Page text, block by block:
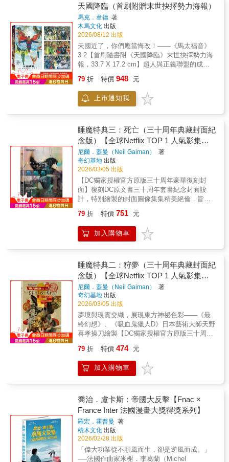
力，想要終結超人類的支配，甚至網羅超人的
昔日戰友——蝙蝠俠加入。天國就要降臨，他
的旨意是否要行在地上，如同行在天上？《天
國降臨》為資深漫畫編劇馬克．韋德與傳奇繪
師亞歷克斯．羅斯攜手推出的經典巨作，講述
上升至神祇高度的超級英雄釀成的災禍，以及
逼使他們重拾人性的掙扎，並額外收錄超過150
頁的人物設計草圖、專文以及原始劇本大綱等
珍貴的幕後花絮。
天國降臨（首刷附贈末世抉擇勢力海報）
馬克．韋德 著
木馬文化 出版
2026/08/12 出版
天國近了，你們應當悔改！——《馬太福音》
3:2【首刷隨書附《天國降臨》末世抉擇勢力海
報，33.7 X 17.2 cm】超人與正義聯盟的成員
雄，這群後繼者卻沉溺於自己的強大、爭鬥不
休，更在一次追捕惡棍的行動中造成一百萬人
傷亡，地點正是撫育超人長大的堪薩斯州。為
義聯盟與繼任者展開衝突，與此同時，超人的
死敵路瑟集結一股勢力，想要終結超人類的支
配，甚至網羅超人的昔日戰友——蝙蝠俠加
入。天國就要降臨，他的旨意是否要行在地
上，如同行在天上？《天國降臨》為資深漫畫
編劇馬克．韋德與傳奇繪師亞歷克斯．羅斯攜
手推出的經典巨作，講述上升至神祇高度的超
級英雄釀成的災禍，以及逼使他們重拾人性的
掙扎，並額外收錄超過150頁的人物設計草圖、
專文以及原始劇本大綱等珍貴的幕後花絮。
79 折 特價 948 元
上市通知我
睡魔特典三：死亡（三十周年典藏封面紀
念版）【全球Netflix TOP 1 人氣影集同
名原作，奇幻文學大師尼爾‧蓋曼最知名
經典美漫代表作】
尼爾．蓋曼（Neil Gaiman）
著
奇幻基地 出版
2026/03/05 出版
【DC獨家授權官方原版三十周年豪華復刻封
面】復刻DC原文書三十周年套書紀念封面設
計，特別繪製的封面圖像集集精美絕倫，皆圍
外印製使用高級美術紙，白底透光，為墨重的
睡魔更凸顯亮麗色彩。——✴✴✴——榮獲雨果
奬、軌跡獎、世界奇幻獎、艾斯納獎風靡全球
史上最為暢銷、廣受好評的圖像作品之一，漫
畫領域中成熟、詩意幻想的標竿。DC宇宙神祕
又強大的「無盡家族」一員，「夢」將化為人
形，行走於凡人世界之中睡魔，一位身穿黑色
風衣、有著星辰般雙眼的憂鬱男子。他既非神
祇，也非魔鬼，更不是超級英雄，他是誕生於
奇幻文學大師尼爾．蓋曼筆下的「夢之主」，
是DC宇宙中強大而神祕的「無盡家族」一員。
——✴✴✴——【名人媒體推薦】史蒂芬．金
Blaze Wu （神幻系水墨插畫家）、方波坡
《大人的漫畫社》主持人）、麥人杰（知名作
家）、龍貓大王通信（影評人）、難攻博士
（中華科幻學會會長）——✴✴✴——作為尼
有詩意的筆調，講述了這位夢之主宰的傳奇。
它由數部獨立的篇章組成，所有故事又有着千
絲萬縷的聯繫。其架構宏大，跨越無限時空：
從遠古蠻荒到紐約街頭，從現實到幻境，無論
神鬼精怪、超級英雄還是庸碌一生的凡人，都
參與了這部悲喜劇的演出；而不同漫畫家的參
與，更使《睡魔》充滿了多元化的藝術風格，
79 折 特價 751 元
加入購物車
睡魔特典二：狩夢（三十周年典藏封面紀
念版）【全球Netflix TOP 1 人氣影集同
名原作，奇幻文學大師尼爾‧蓋曼最知名
經典美漫代表作】
尼爾．蓋曼（Neil Gaiman）
著
奇幻基地 出版
2026/03/05 出版
夢境與現實交織，展現東方神祕色彩——《最
終幻想》、《吸血鬼獵人D》日本藝術大師天野
喜孝操刀繪製【DC獨家授權官方原版三十周年
念封面設計，特別繪製的封面圖像集集精美絕
倫，皆圍繞故事情節，呈現經典雋永內容。台
灣版本內外印製使用高級美術紙，白底透光，
風靡全球萬千讀者，三十周年典藏封面紀念版
全球Netflix TOP 1話題影集同名原作——✴✴✴
——史上最為暢銷、廣受好評的圖像作品之
一，漫畫領域中成熟、詩意幻想的標竿。DC宇
宙神祕又強大的「無盡家族」一員，「夢」將
化為人形，行走於凡人世界之中睡魔，一位身
穿黑色風衣、有著星辰般雙眼的憂鬱男子。他
79 折 特價 474 元
加入購物車
喬治．盧卡斯：帝國大反擊【Fnac ×
France Inter 法國漫畫大獎得獎系列】
羅宏．霍普曼 著
積木文化 出版
2026/02/28 出版
「偉大功業從不順風而生，卻是逆風而成。」
──法國作曲家米榭．李葛蘭（Michel